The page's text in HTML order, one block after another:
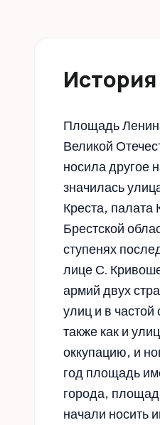
Площадь
Великой
носила другое
значилась
Креста, палата
Брестской
ступенях
лице С.
армий двух
улиц и в
также как и
оккупацию, и
год площадь
города,
начали носить